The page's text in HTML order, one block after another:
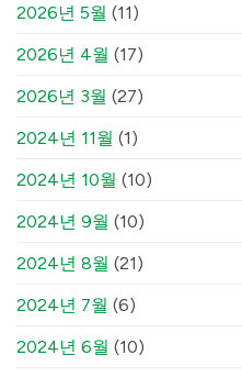
2026년 5월 (11)
2026년 4월 (17)
2026년 3월 (27)
2024년 11월 (1)
2024년 10월 (10)
2024년 9월 (10)
2024년 8월 (21)
2024년 7월 (6)
2024년 6월 (10)